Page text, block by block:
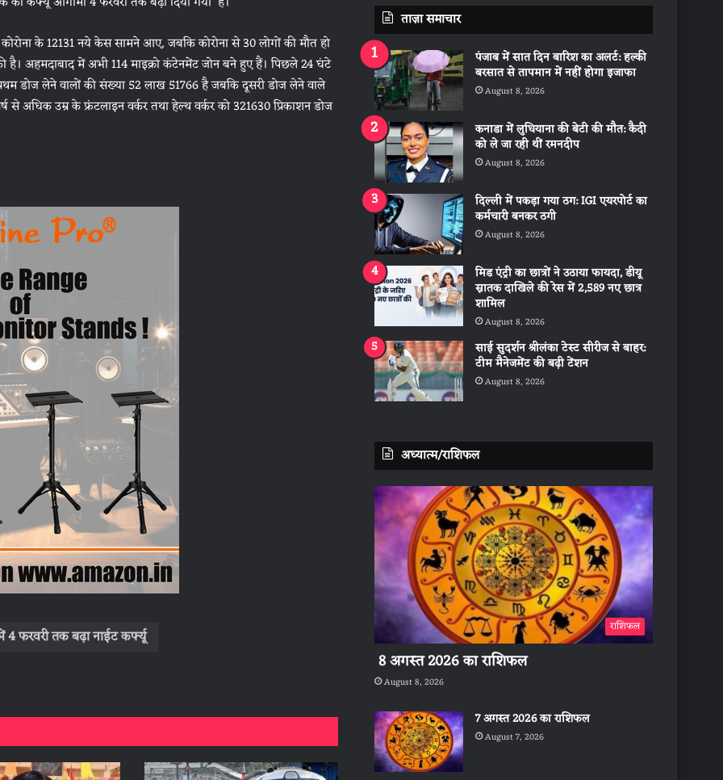
के 12131 नये केस सामने आए, जबकि कोरोना से 30 लोगों की मौत हो
है। अहमदाबाद में अभी 114 माइक्रो कंटेनमेंट जोन बने हुए हैं। पिछले 24 घंटे
डोज लेने वालों की संख्या 52 लाख 51766 है जबकि दूसरी डोज लेने वाले
अधिक उम्र के फ्रंटलाइन वर्कर तथा हेल्थ वर्कर को 321630 प्रिकाशन डोज
फरवरी तक बढ़ा नाईट कर्फ्यू
ताज़ा समाचार
पंजाब में सात दिन बारिश का अलर्ट: हल्की
बरसात से तापमान में नहीं होगा इजाफा
August 8, 2026
कनाडा में लुधियाना की बेटी की माैत: कैदी
को ले जा रही थीं रमनदीप
August 8, 2026
दिल्ली में पकड़ा गया ठग: IGI एयरपोर्ट का
कर्मचारी बनकर ठगी
August 8, 2026
मिड एंट्री का छात्रों ने उठाया फायदा, डीयू
स्नातक दाखिले की रेस में 2,589 नए छात्र
शामिल
August 8, 2026
साई सुदर्शन श्रीलंका टेस्ट सीरीज से बाहर:
टीम मैनेजमेंट की बढ़ी टेंशन
August 8, 2026
अध्यात्म/राशिफल
राशिफल
8 अगस्त 2026 का राशिफल
August 8, 2026
7 अगस्त 2026 का राशिफल
August 7, 2026